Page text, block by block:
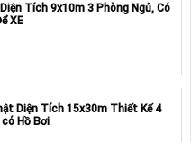
Tích 9x10m 3 Phòng Ngủ, Có
XE
Diện Tích 15x30m Thiết Kế 4
Hồ Bơi